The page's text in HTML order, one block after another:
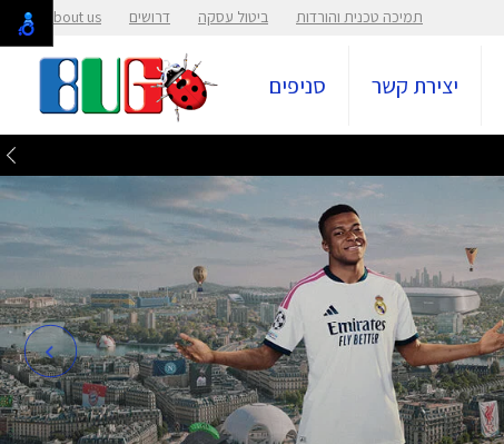
תמיכה טכנית והורדות ביטול עסקה דרושים About us
יצירת קשר סניפים